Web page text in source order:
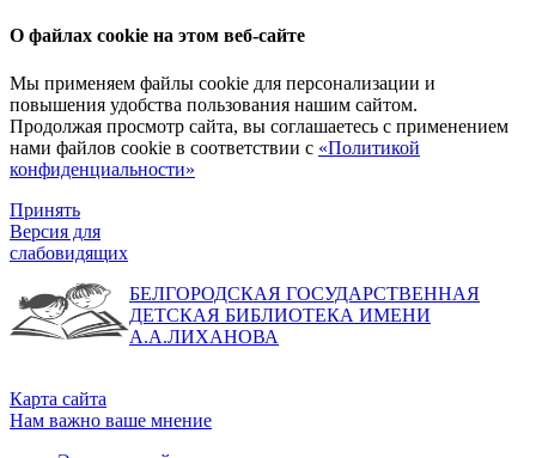
О файлах cookie на этом веб-сайте
Мы применяем файлы cookie для персонализации и
повышения удобства пользования нашим сайтом.
Продолжая просмотр сайта, вы соглашаетесь с применением
нами файлов cookie в соответствии с «Политикой
конфиденциальности»
Принять
Версия для
слабовидящих
БЕЛГОРОДСКАЯ ГОСУДАРСТВЕННАЯ
ДЕТСКАЯ БИБЛИОТЕКА ИМЕНИ
А.А.ЛИХАНОВА
Карта сайта
Нам важно ваше мнение